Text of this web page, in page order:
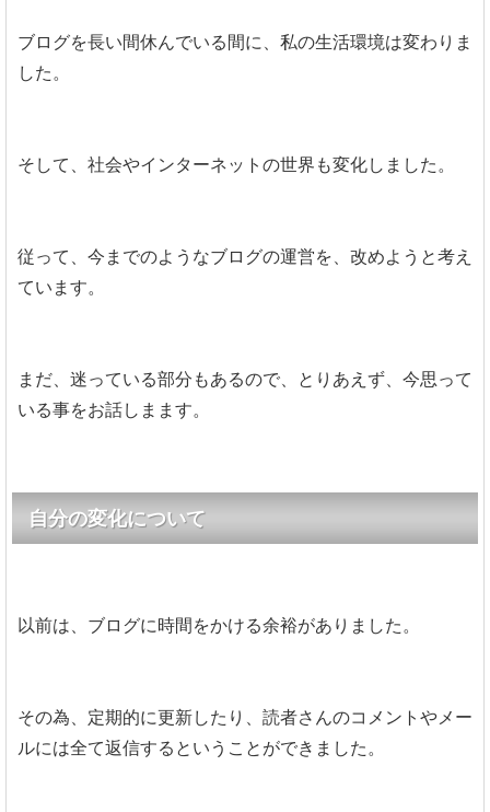
ブログを長い間休んでいる間に、私の生活環境は変わりま
した。
そして、社会やインターネットの世界も変化しました。
従って、今までのようなブログの運営を、改めようと考え
ています。
まだ、迷っている部分もあるので、とりあえず、今思って
いる事をお話しまます。
自分の変化について
以前は、ブログに時間をかける余裕がありました。
その為、定期的に更新したり、読者さんのコメントやメー
ルには全て返信するということができました。